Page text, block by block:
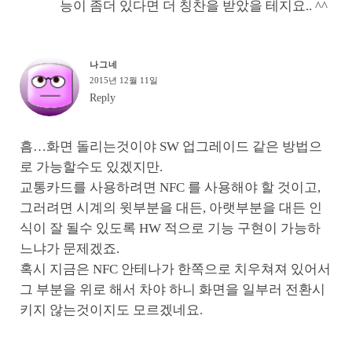
능이 좀더 있다면 더 칭찬을 받았을 테지요.. ^^
나그네
2015년 12월 11일
Reply
흠…화면 돌리는것이야 SW 업그레이드 같은 방법으
로 가능할수도 있겠지만.
교통카드를 사용하려면 NFC 를 사용해야 할 것이고,
그러려면 시계의 윗부분을 대든, 아랫부분을 대든 인
식이 잘 될수 있도록 HW 적으로 기능 구현이 가능하
느냐가 문제겠죠.
혹시 지금은 NFC 안테나가 한쪽으로 치우쳐져 있어서
그 부분을 위로 해서 차야 하니 화면을 일부러 전환시
키지 않는것이지도 모르겠네요.